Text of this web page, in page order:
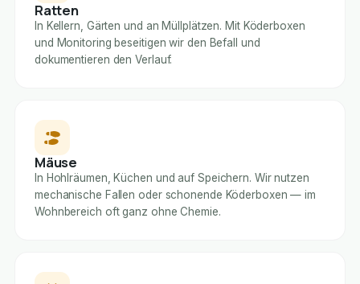
Ratten
In Kellern, Gärten und an Müllplätzen. Mit Köderboxen
und Monitoring beseitigen wir den Befall und
dokumentieren den Verlauf.
Mäuse
In Hohlräumen, Küchen und auf Speichern. Wir nutzen
mechanische Fallen oder schonende Köderboxen — im
Wohnbereich oft ganz ohne Chemie.